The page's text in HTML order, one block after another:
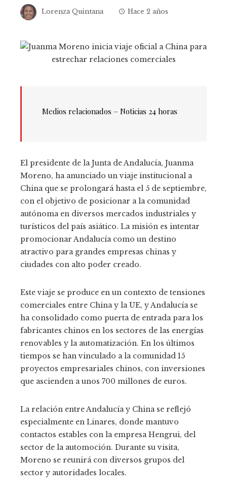
Lorenza Quintana Hace 2 años
Medios relacionados – Noticias 24 horas
El presidente de la Junta de Andalucía, Juanma
Moreno, ha anunciado un viaje institucional a
China que se prolongará hasta el 5 de septiembre,
con el objetivo de posicionar a la comunidad
autónoma en diversos mercados industriales y
turísticos del país asiático. La misión es intentar
promocionar Andalucía como un destino
atractivo para grandes empresas chinas y
ciudades con alto poder creado.
Este viaje se produce en un contexto de tensiones
comerciales entre China y la UE, y Andalucía se
ha consolidado como puerta de entrada para los
fabricantes chinos en los sectores de las energías
renovables y la automatización. En los últimos
tiempos se han vinculado a la comunidad 15
proyectos empresariales chinos, con inversiones
que ascienden a unos 700 millones de euros.
La relación entre Andalucía y China se reflejó
especialmente en Linares, donde mantuvo
contactos estables con la empresa Hengrui, del
sector de la automoción. Durante su visita,
Moreno se reunirá con diversos grupos del
sector y autoridades locales.